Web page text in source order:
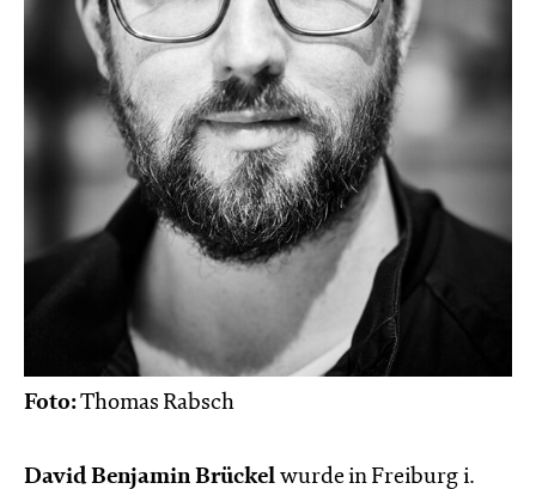
Foto:Thomas Rabsch
David Benjamin Brückel wurde in Freiburg i.